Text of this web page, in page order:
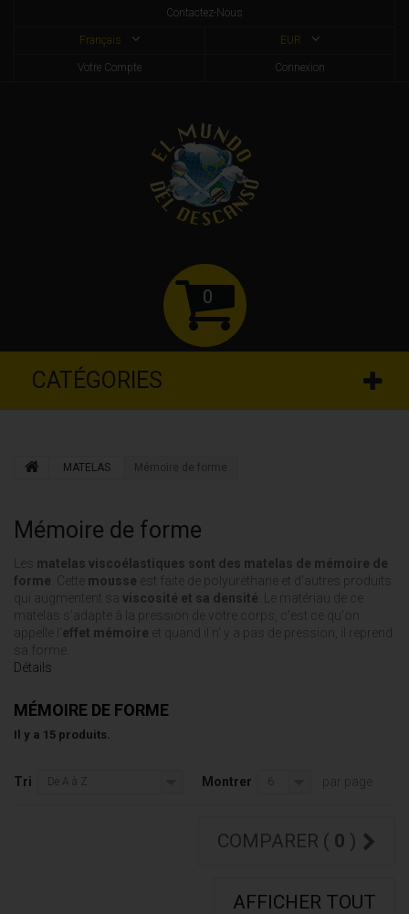
Contactez-Nous
EUR
Français
Connexion
Votre Compte
0
CATÉGORIES
MATELAS Mémoire de forme
Mémoire de forme
Les matelas viscoélastiques sont des matelas de mémoire de
forme . Cette mousse est faite de polyuréthane et d'autres produits
qui augmentent sa viscosité et sa densité . Le matériau de ce
matelas s'adapte à la pression de votre corps, c'est ce qu'on
appelle l' effet mémoire et quand il n' y a pas de pression, il reprend
sa forme.
Détails
MÉMOIRE DE FORME
Il y a 15 produits.
Tri De A à Z Montrer 6 par page
COMPARER ( 0 )
AFFICHER TOUT